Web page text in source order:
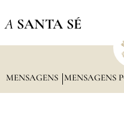
A SANTA SÉ
MENSAGENS MENSAGENS